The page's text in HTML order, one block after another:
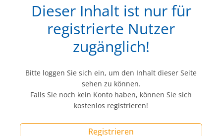
Dieser Inhalt ist nur für
registrierte Nutzer
zugänglich!
Bitte loggen Sie sich ein, um den Inhalt dieser Seite
sehen zu können.
Falls Sie noch kein Konto haben, können Sie sich
kostenlos registrieren!
Registrieren